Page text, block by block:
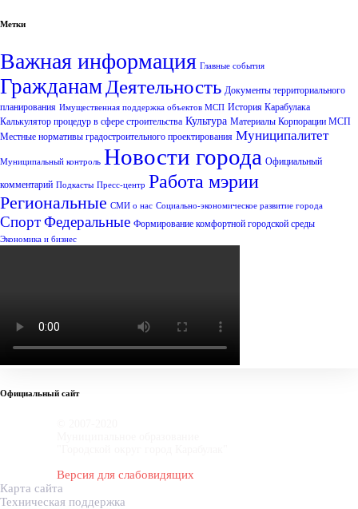
Метки
Важная информация Главные события
Гражданам Деятельность Документы территориального
планирования Имущественная поддержка объектов МСП История Карабулака
Калькулятор процедур в сфере строительства Культура Материалы Корпорации МСП
Местные нормативы градостроительного проектирования Муниципалитет
Муниципальный контроль Новости города Официальный
комментарий Подкасты Пресс-центр Работа мэрии
Региональные СМИ о нас Социально-экономическое развитие города
СпортФедеральные Формирование комфортной городской среды
Экономика и бизнес
Официальный сайт
Версия для слабовидящих
Карта сайта
Техническая поддержка